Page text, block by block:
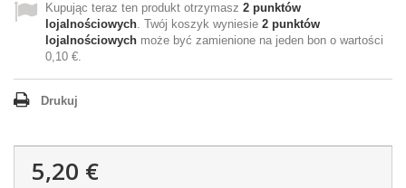
Kupując teraz ten produkt otrzymasz 2 punktów
lojalnościowych. Twój koszyk wyniesie 2 punktów
lojalnościowych może być zamienione na jeden bon o wartości
0,10 €.
Drukuj
5,20 €